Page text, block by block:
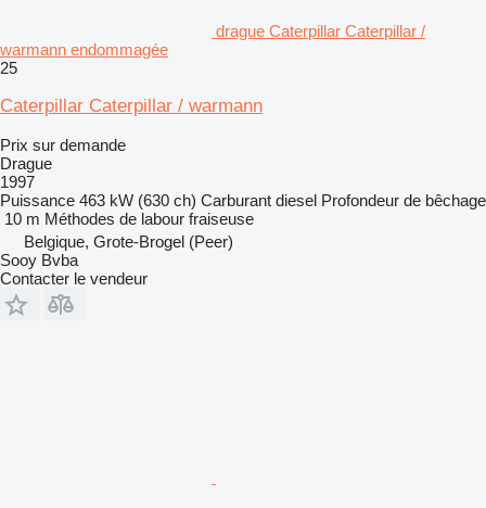
drague Caterpillar Caterpillar /
warmann endommagée
25
Caterpillar Caterpillar / warmann
Prix sur demande
Drague
1997
Puissance 463 kW (630 ch) Carburant diesel Profondeur de bêchage
10 m Méthodes de labour fraiseuse
Belgique, Grote-Brogel (Peer)
Sooy Bvba
Contacter le vendeur